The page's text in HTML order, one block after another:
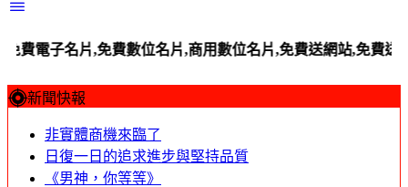
片,免費數位名片,商用數位名片,免費送網站,免費送平台站,
新聞快報
非實體商機來臨了
日復一日的追求進步與堅持品質
《男神，你等等》